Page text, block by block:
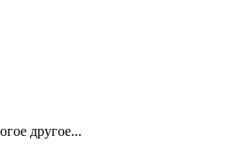
другое...